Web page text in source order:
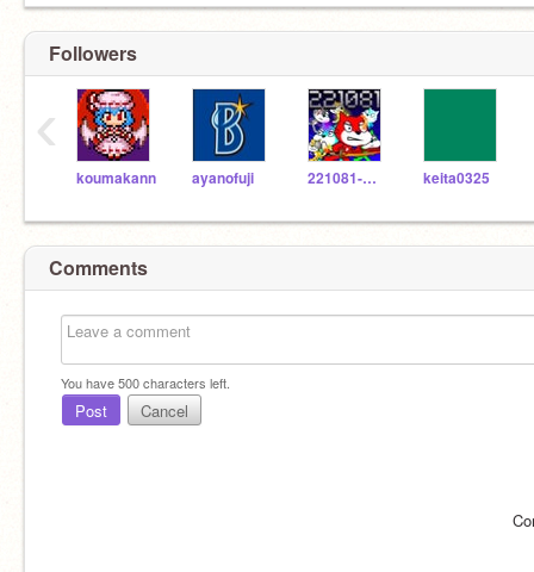
Followers
koumakann ayanofuji 221081-mishima keita0325
‹
Comments
You have500characters left.
Post Cancel